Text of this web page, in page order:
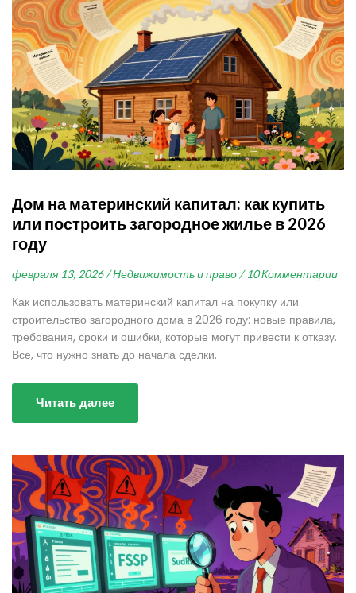
Дом на материнский капитал: как купить
или построить загородное жилье в 2026
году
февраля 13, 2026 / Недвижимость и право / 10 Комментарии
Как использовать материнский капитал на покупку или
строительство загородного дома в 2026 году: новые правила,
требования, сроки и ошибки, которые могут привести к отказу.
Все, что нужно знать до начала сделки.
Читать далее